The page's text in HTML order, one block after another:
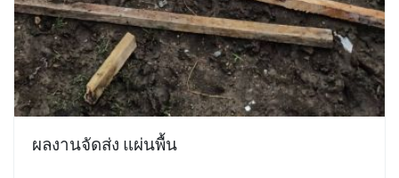
ผลงานจัดส่ง แผ่นพื้น